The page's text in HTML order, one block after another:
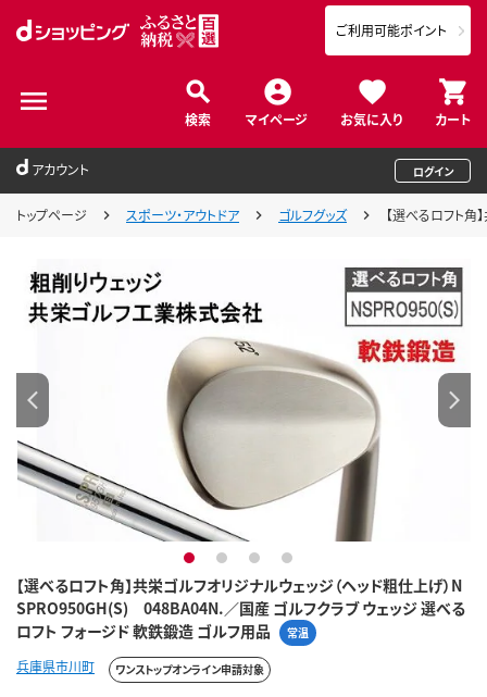
検索 マイページ お気に入り カート
ご利用可能ポイント
アカウント ログイン
トップページ スポーツ・アウトドア ゴルフグッズ 【選べるロフト
【選べるロフト角】共栄ゴルフオリジナルウェッジ（ヘッド粗仕上げ）N
SPRO950GH(S) 048BA04N.／国産 ゴルフクラブ ウェッジ 選べる
ロフト フォージド 軟鉄鍛造 ゴルフ用品
常温
1 2 3 4
兵庫県市川町 ワンストップオンライン申請対象